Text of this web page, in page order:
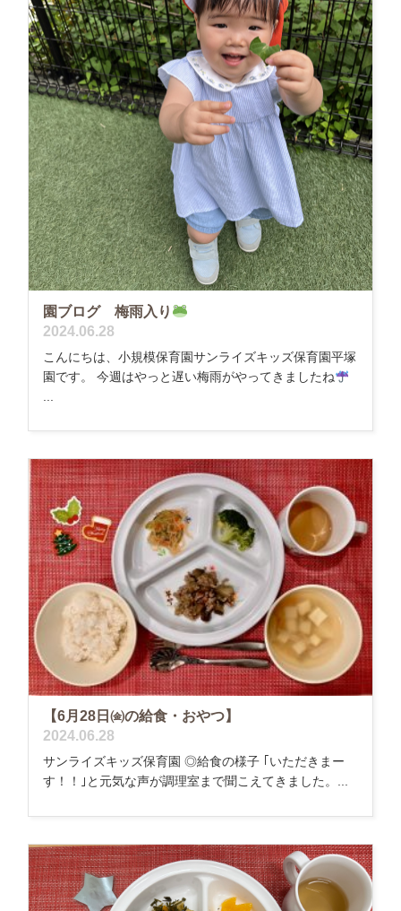
園ブログ 梅雨入り
2024.06.28
こんにちは、小規模保育園サンライズキッズ保育園平塚
園です。 今週はやっと遅い梅雨がやってきましたね
...
【6月28日㈮の給食・おやつ】
2024.06.28
サンライズキッズ保育園 ◎給食の様子 ｢いただきまー
す！！｣と元気な声が調理室まで聞こえてきました。...